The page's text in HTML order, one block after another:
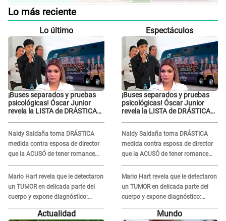
Lo más reciente
Lo último
¡Buses separados y pruebas
psicológicas! Óscar Junior
revela la LISTA de DRÁSTICAS
Naldy Saldaña
Naldy Saldaña toma DRÁSTICA
medida contra esposa de director
que la ACUSÓ de tener romance
con él: "Muy triste..."
Mario Hart revela que le detectaron
un TUMOR en delicada parte del
cuerpo y expone diagnóstico:
"Dolores muy fuertes..."
Espectáculos
¡Buses separados y pruebas
psicológicas! Óscar Junior
revela la LISTA de DRÁSTICAS
Naldy Saldaña
Naldy Saldaña toma DRÁSTICA
medida contra esposa de director
que la ACUSÓ de tener romance
con él: "Muy triste..."
Mario Hart revela que le detectaron
un TUMOR en delicada parte del
cuerpo y expone diagnóstico:
"Dolores muy fuertes..."
Actualidad Mundo